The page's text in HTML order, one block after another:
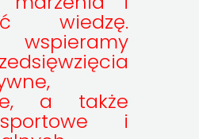
wiedzę.
wspieramy
a także
i